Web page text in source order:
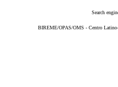
Search
BIREME/OPAS/OMS - Centro Latino-